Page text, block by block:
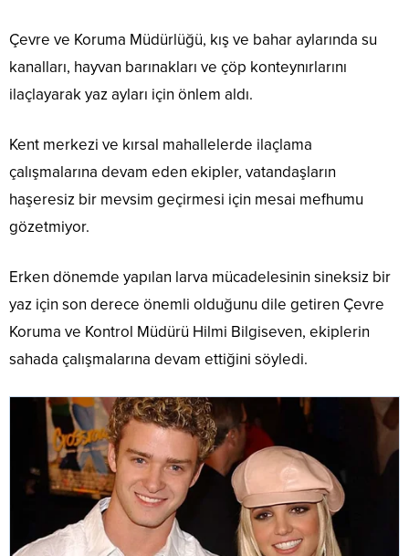
Çevre ve Koruma Müdürlüğü, kış ve bahar aylarında su
kanalları, hayvan barınakları ve çöp konteynırlarını
ilaçlayarak yaz ayları için önlem aldı.
Kent merkezi ve kırsal mahallelerde ilaçlama
çalışmalarına devam eden ekipler, vatandaşların
haşeresiz bir mevsim geçirmesi için mesai mefhumu
gözetmiyor.
Erken dönemde yapılan larva mücadelesinin sineksiz bir
yaz için son derece önemli olduğunu dile getiren Çevre
Koruma ve Kontrol Müdürü Hilmi Bilgiseven, ekiplerin
sahada çalışmalarına devam ettiğini söyledi.